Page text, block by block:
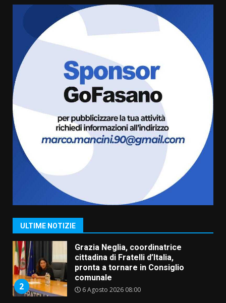
ULTIME NOTIZIE
Serie D, l’Us Fasano è escluso
dal campionato
5 Agosto 2026 17:30
Truffatori in azione nelle
frazioni fasanesi
5 Agosto 2026 11:03
Residenti di Savelletri scrivono
al Prefetto: “Noi cittadini di
serie B”
5 Agosto 2026 06:15
1
Carta d’identità: continua il piano
di aperture straordinarie del
2
Grazia Neglia, coordinatrice
cittadina di Fratelli d’Italia,
pronta a tornare in Consiglio
comunale
6 Agosto 2026 08:00